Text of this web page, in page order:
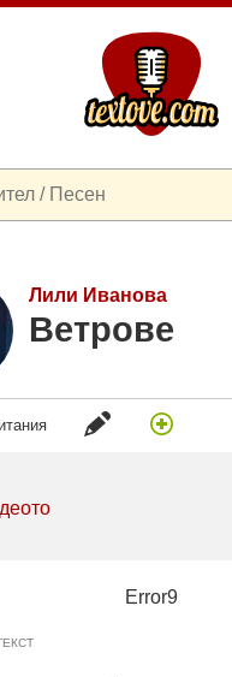
Лили Иванова
Ветрове
Error9